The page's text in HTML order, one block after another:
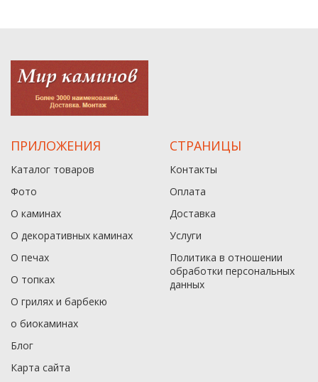
ПРИЛОЖЕНИЯ
Каталог товаров
Фото
О каминах
О декоративных каминах
О печах
О топках
О грилях и барбекю
о биокаминах
Блог
Карта сайта
СТРАНИЦЫ
Контакты
Оплата
Доставка
Услуги
Политика в отношении
обработки персональных
данныx